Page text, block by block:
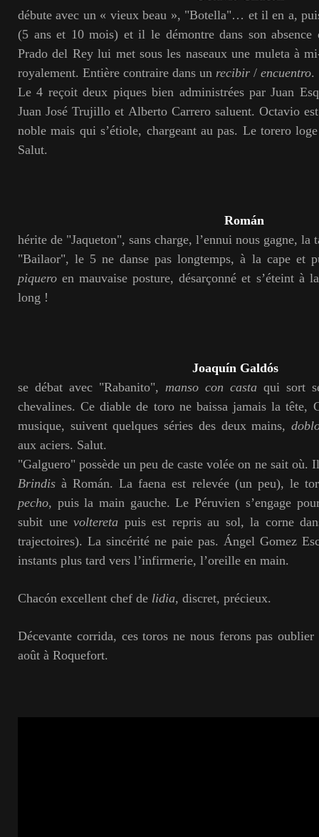
débute avec un « vieux beau », "Botella"… et il en a,
(5 ans et 10 mois) et il le démontre dans son absence
Prado del Rey lui met sous les naseaux une muleta à
royalement. Entière contraire dans un recibir / encuentro.
Le 4 reçoit deux piques bien administrées par Juan
Juan José Trujillo et Alberto Carrero saluent. Octavio
noble mais qui s’étiole, chargeant au pas. Le torero
Salut.
Román
hérite de "Jaqueton", sans charge, l’ennui nous gagne, la
"Bailaor", le 5 ne danse pas longtemps, à la cape et
piquero en mauvaise posture, désarçonné et s’éteint à
long !
Joaquín Galdós
se débat avec "Rabanito", manso con casta qui sort
chevalines. Ce diable de toro ne baissa jamais la tête,
musique, suivent quelques séries des deux mains,
aux aciers. Salut.
"Galguero" possède un peu de caste volée on ne sait où.
Brindisà Román. La faena est relevée (un peu), le
pecho, puis la main gauche. Le Péruvien s’engage
subit une voltereta puis est repris au sol, la corne
trajectoires). La sincérité ne paie pas. Ángel Gomez
instants plus tard vers l’infirmerie, l’oreille en main.
Chacón excellent chef de lidia, discret, précieux.
Décevante corrida, ces toros ne nous ferons pas
août à Roquefort.